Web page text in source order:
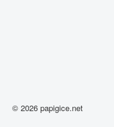
© 2026 papigice.net